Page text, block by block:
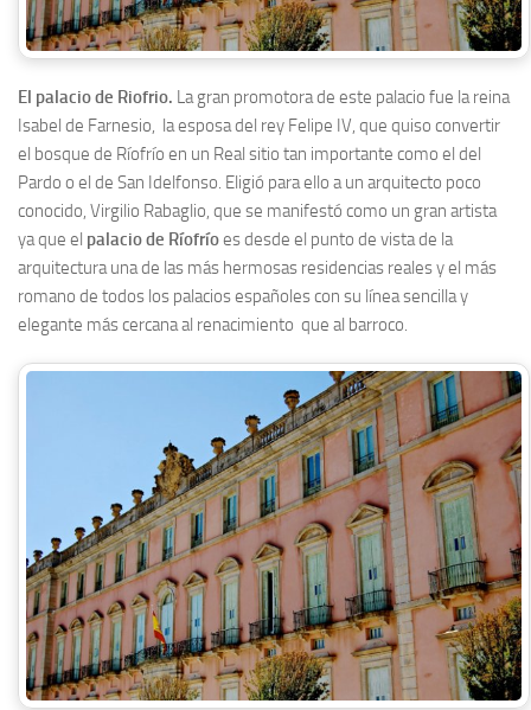
El palacio de Riofrio. La gran promotora de este palacio fue la reina
Isabel de Farnesio, la esposa del rey Felipe IV, que quiso convertir
el bosque de Ríofrío en un Real sitio tan importante como el del
Pardo o el de San Idelfonso. Eligió para ello a un arquitecto poco
conocido, Virgilio Rabaglio, que se manifestó como un gran artista
ya que el palacio de Ríofríoes desde el punto de vista de la
arquitectura una de las más hermosas residencias reales y el más
romano de todos los palacios españoles con su línea sencilla y
elegante más cercana al renacimiento que al barroco.